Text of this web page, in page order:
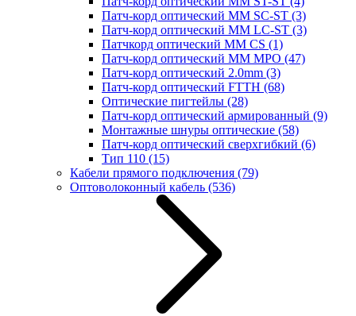
Патч-корд оптический MM SC-ST (3)
Патч-корд оптический MM LC-ST (3)
Патчкорд оптический MM CS (1)
Патч-корд оптический MM MPO (47)
Патч-корд оптический 2.0mm (3)
Патч-корд оптический FTTH (68)
Оптические пигтейлы (28)
Патч-корд оптический армированный (9)
Монтажные шнуры оптические (58)
Патч-корд оптический сверхгибкий (6)
Тип 110 (15)
Кабели прямого подключения (79)
Оптоволоконный кабель (536)